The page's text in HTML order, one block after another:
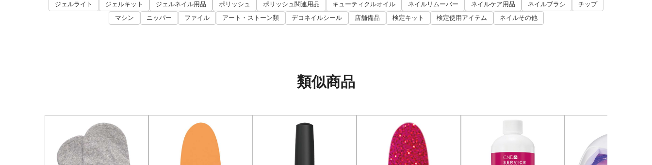
ジェルライト ジェルキット ジェルネイル用品 ポリッシュ ポリッシュ関連用品 キューティクルオイル ネイルリムーバー ネイルケア用品 ネイルブラシ
チップ
マシン
ニッパー ファイル アート・ストーン類 デコネイルシール 店舗備品 検定キット 検定使用アイテム ネイルその他
類似商品